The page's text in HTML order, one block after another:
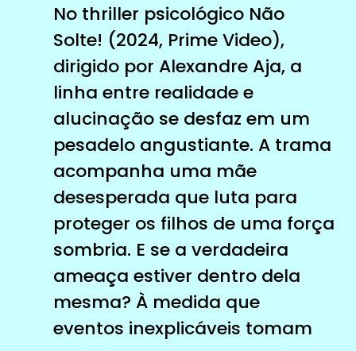
No thriller psicológico Não
Solte! (2024, Prime Video),
dirigido por Alexandre Aja, a
linha entre realidade e
alucinação se desfaz em um
pesadelo angustiante. A trama
acompanha uma mãe
desesperada que luta para
proteger os filhos de uma força
sombria. E se a verdadeira
ameaça estiver dentro dela
mesma? À medida que
eventos inexplicáveis ​​tomam